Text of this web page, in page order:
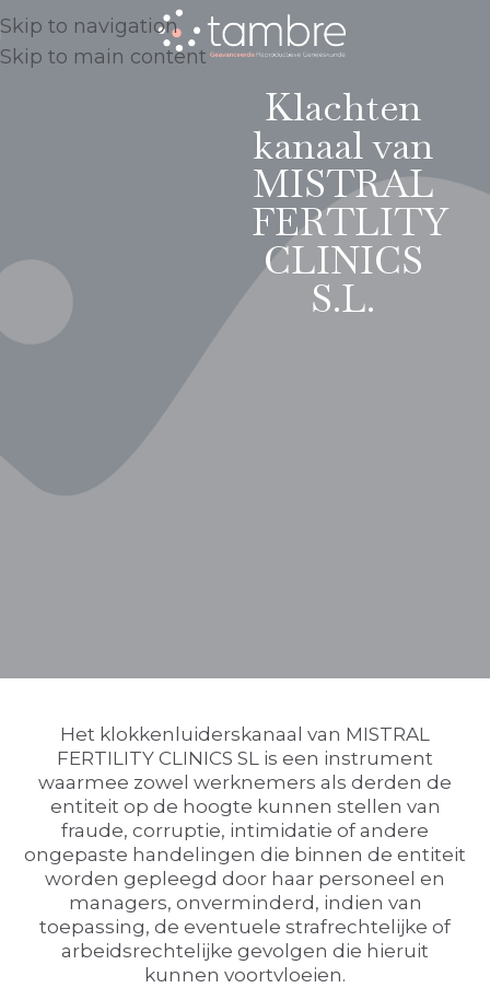
Skip to navigation
Skip to main content
Klachten
kanaal van
MISTRAL
FERTLITY
CLINICS
S.L.
Het klokkenluiderskanaal van MISTRAL
FERTILITY CLINICS SL is een instrument
waarmee zowel werknemers als derden de
entiteit op de hoogte kunnen stellen van
fraude, corruptie, intimidatie of andere
ongepaste handelingen die binnen de entiteit
worden gepleegd door haar personeel en
managers, onverminderd, indien van
toepassing, de eventuele strafrechtelijke of
arbeidsrechtelijke gevolgen die hieruit
kunnen voortvloeien.